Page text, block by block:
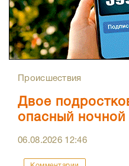
Происшествия
Двое
опасный ночной
06.08.2026 12:46